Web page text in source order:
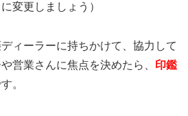
変更しましょう）
ィーラーに持ちかけて、協力して
営業さんに焦点を決めたら、 印鑑
。